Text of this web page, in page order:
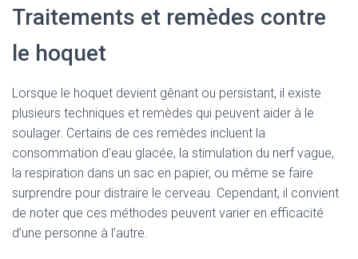
Traitements et remèdes contre
le hoquet
Lorsque le hoquet devient gênant ou persistant, il existe
plusieurs techniques et remèdes qui peuvent aider à le
soulager. Certains de ces remèdes incluent la
consommation d’eau glacée, la stimulation du nerf vague,
la respiration dans un sac en papier, ou même se faire
surprendre pour distraire le cerveau. Cependant, il convient
de noter que ces méthodes peuvent varier en efficacité
d’une personne à l’autre.